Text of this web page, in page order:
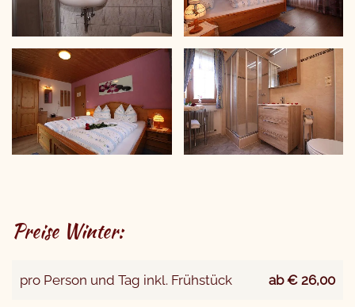
Preise Winter:
pro Person und Tag inkl. Frühstück ab € 26,00